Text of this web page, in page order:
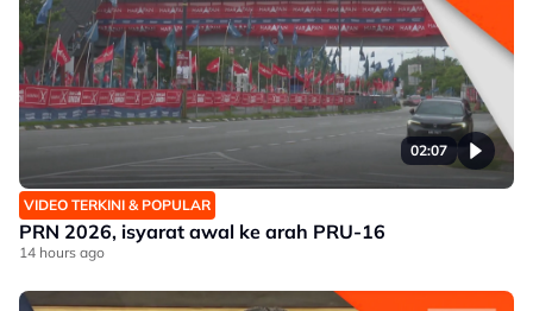
02:07
VIDEO TERKINI & POPULAR
PRN 2026, isyarat awal ke arah PRU-16
14 hours ago